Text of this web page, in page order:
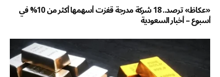
«عكاظ» ترصد.. 18 شركة مدرجة قفزت أسهمها أكثر من 10% في
أسبوع – أخبار السعودية